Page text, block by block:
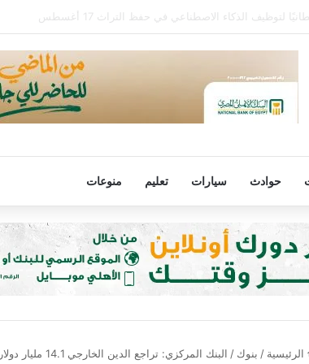
بالعيد القومي وجامايكا بعيد الاستقلال
حوادث سيارات تعليم منوعات
الرئيسية / بنوك / البنك المركزي: تراجع الدين الخارجي 14.1 مليار دولار بنهاية مايو الماضي